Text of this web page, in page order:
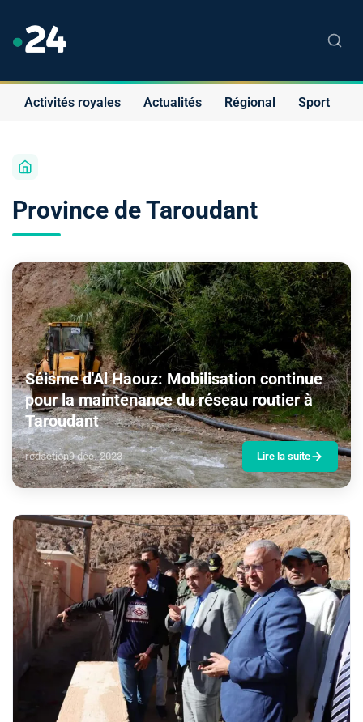
Activités royales Actualités Régional Sport
Province de Taroudant
Séisme d'Al Haouz: Mobilisation continue
pour la maintenance du réseau routier à
Taroudant
redaction9 déc. 2023 Lire la suite